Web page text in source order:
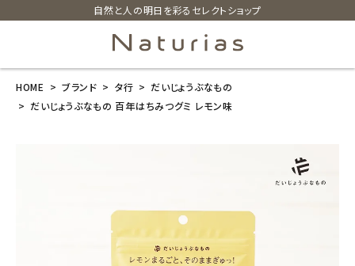
自然と人の明日を彩るセレクトショップ
search
HOME ブランド タ行
だいじょうぶなもの
だいじょうぶなもの 百年はちみつグミ レモン味